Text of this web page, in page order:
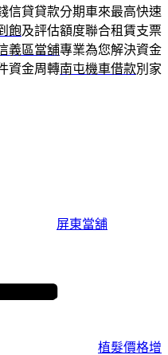
信貸貸款分期車來最高快速
飽及評估額度聯合租賃支票
義區當舖專業為您解決資金
資金周轉南屯機車借款別家
屏東當舖
植髮價格增